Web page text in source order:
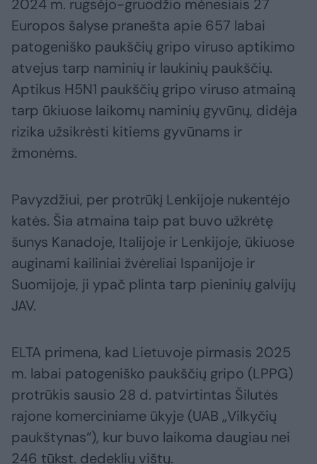
2024 m. rugsėjo-gruodžio mėnesiais 27
Europos šalyse pranešta apie 657 labai
patogeniško paukščių gripo viruso aptikimo
atvejus tarp naminių ir laukinių paukščių.
Aptikus H5N1 paukščių gripo viruso atmainą
tarp ūkiuose laikomų naminių gyvūnų, didėja
rizika užsikrėsti kitiems gyvūnams ir
žmonėms.
Pavyzdžiui, per protrūkį Lenkijoje nukentėjo
katės. Šia atmaina taip pat buvo užkrėtę
šunys Kanadoje, Italijoje ir Lenkijoje, ūkiuose
auginami kailiniai žvėreliai Ispanijoje ir
Suomijoje, ji ypač plinta tarp pieninių galvijų
JAV.
ELTA primena, kad Lietuvoje pirmasis 2025
m. labai patogeniško paukščių gripo (LPPG)
protrūkis sausio 28 d. patvirtintas Šilutės
rajone komerciniame ūkyje (UAB „Vilkyčių
paukštynas“), kur buvo laikoma daugiau nei
246 tūkst. dedeklių vištų.